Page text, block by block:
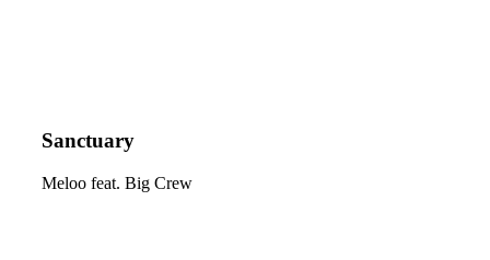
Sanctuary
Meloo feat. Big Crew